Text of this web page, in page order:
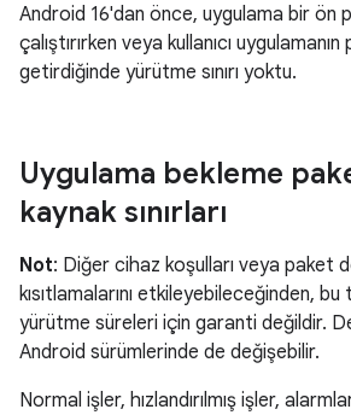
Android 16'dan önce, uygulama bir ön
çalıştırırken veya kullanıcı uygulamanın
getirdiğinde yürütme sınırı yoktu.
Uygulama bekleme
kaynak sınırları
Not: Diğer cihaz koşulları veya paket
kısıtlamalarını etkileyebileceğinden,
yürütme süreleri için garanti değildir.
Android sürümlerinde de değişebilir.
Normal işler, hızlandırılmış işler,